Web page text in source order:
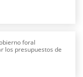
foral
los presupuestos de